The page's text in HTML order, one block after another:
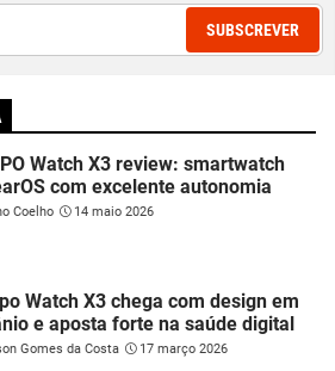
SUBSCREVER
Watch X3 review: smartwatch
com excelente autonomia
Coelho 14 maio 2026
Watch X3 chega com design em
e aposta forte na saúde digital
Gomes da Costa 17 março 2026